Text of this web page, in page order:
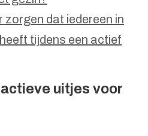
zorgen dat iedereen in
tijdens een actief
uitjes voor